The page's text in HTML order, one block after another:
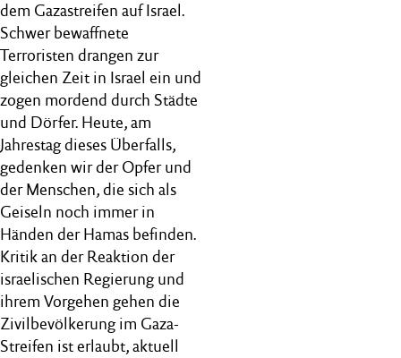
dem Gazastreifen auf Israel.
Schwer bewaffnete
Terroristen drangen zur
gleichen Zeit in Israel ein und
zogen mordend durch Städte
und Dörfer. Heute, am
Jahrestag dieses Überfalls,
gedenken wir der Opfer und
der Menschen, die sich als
Geiseln noch immer in
Händen der Hamas befinden.
Kritik an der Reaktion der
israelischen Regierung und
ihrem Vorgehen gehen die
Zivilbevölkerung im Gaza-
Streifen ist erlaubt, aktuell